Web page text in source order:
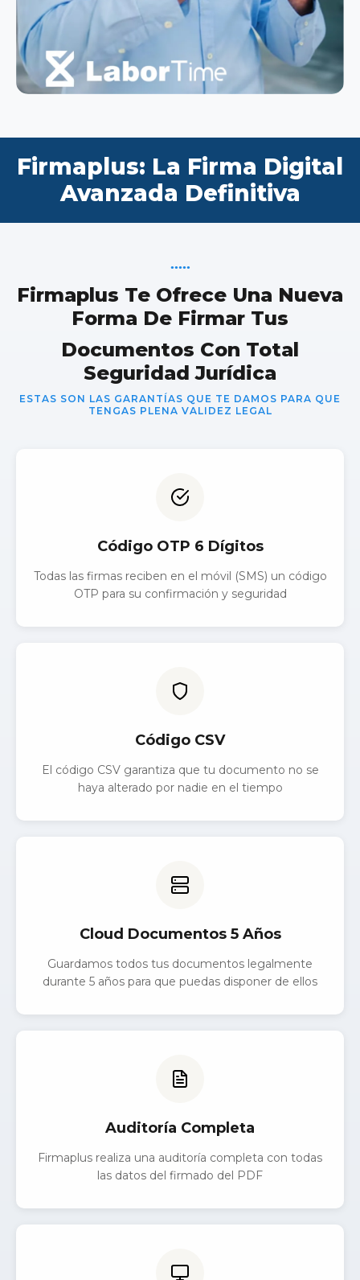
Firmaplus: La Firma Digital
Avanzada Definitiva
●●●●●
Firmaplus Te Ofrece Una Nueva
Forma De Firmar Tus
Documentos Con Total
Seguridad Jurídica
ESTAS SON LAS GARANTÍAS QUE TE DAMOS PARA QUE
TENGAS PLENA VALIDEZ LEGAL
Código OTP 6 Dígitos
Todas las firmas reciben en el móvil (SMS) un código
OTP para su confirmación y seguridad
Código CSV
El código CSV garantiza que tu documento no se
haya alterado por nadie en el tiempo
Cloud Documentos 5 Años
Guardamos todos tus documentos legalmente
durante 5 años para que puedas disponer de ellos
Auditoría Completa
Firmaplus realiza una auditoría completa con todas
las datos del firmado del PDF